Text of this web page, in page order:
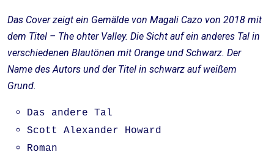
Das Cover zeigt ein Gemälde von Magali Cazo von 2018 mit
dem Titel – The ohter Valley. Die Sicht auf ein anderes Tal in
verschiedenen Blautönen mit Orange und Schwarz. Der
Name des Autors und der Titel in schwarz auf weißem
Grund.
Das andere Tal
Scott Alexander Howard
Roman